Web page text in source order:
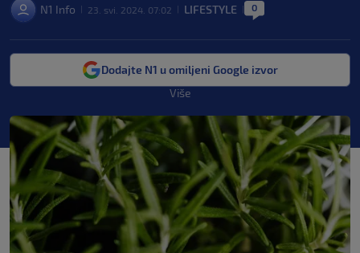
N1 Info 23. svi. 2024. 07:02 LIFESTYLE 0
Dodajte N1 u omiljeni Google izvor
Više